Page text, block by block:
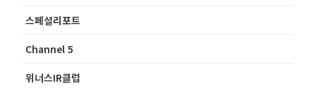
스페셜리포트
Channel 5
위너스IR클럽